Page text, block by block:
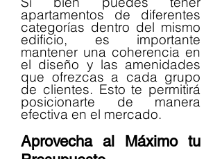
apartamentos de diferentes
categorías dentro del mismo
edificio, es importante
mantener una coherencia en
el diseño y las amenidades
que ofrezcas a cada grupo
de clientes. Esto te permitirá
posicionarte de manera
efectiva en el mercado.
Aprovecha al Máximo tu